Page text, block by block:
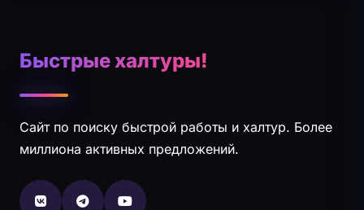
Быстрые халтуры!
Сайт по поиску быстрой работы и халтур. Более
миллиона активных предложений.